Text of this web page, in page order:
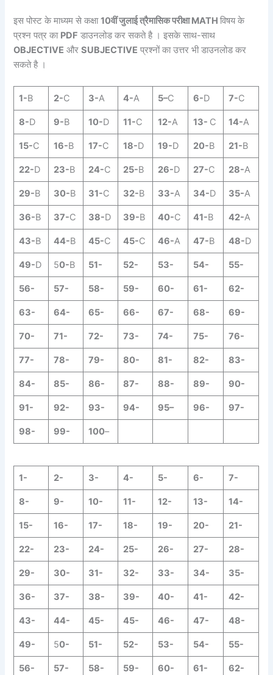
इस पोस्ट के माध्यम से कक्षा10वीं जुलाई त्रैमासिक परीक्षा MATHविषय के
प्रश्न पत्र का PDF डाउनलोड कर सकते है । इसके साथ-साथ
OBJECTIVE औरSUBJECTIVE प्रश्नों का उत्तर भी डाउनलोड कर
सकते है ।
1-B 2-C 3-A 4-A 5–C 6-D 7-C
8-D 9-B 10-D 11-C 12-A 13- C 14-A
15-C 16-B 17-C 18-D 19-D 20-B 21-B
22-D 23-B 24-C 25-B 26-D 27-C 28-A
29-B 30-B 31-C 32-B 33-A 34-D 35-A
36-B 37-C 38-D 39-B 40-C 41-B 42-A
43-B 44-B 45-C 45-C 46-A 47-B 48-D
49-D 50-B 51- 52- 53- 54- 55-
56- 57- 58- 59- 60- 61- 62-
63- 64- 65- 66- 67- 68- 69-
70- 71- 72- 73- 74- 75- 76-
77- 78- 79- 80- 81- 82- 83-
84- 85- 86- 87- 88- 89- 90-
91- 92- 93- 94- 95– 96- 97-
98- 99- 100–
1- 2- 3- 4- 5- 6- 7-
8- 9- 10- 11- 12- 13- 14-
15- 16- 17- 18- 19- 20- 21-
22- 23- 24- 25- 26- 27- 28-
29- 30- 31- 32- 33- 34- 35-
36- 37- 38- 39- 40- 41- 42-
43- 44- 45- 45- 46- 47- 48-
49- 50- 51- 52- 53- 54- 55-
56- 57- 58- 59- 60- 61- 62-